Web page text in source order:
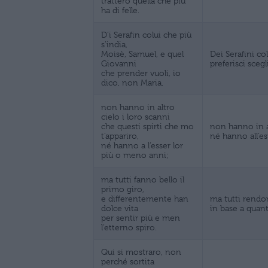
ha di felle.
D’i Serafin colui che più
s’india,
Moisè, Samuel, e quel
Giovanni
che prender vuoli, io
dico, non Maria,
Dei Serafini
preferisci
non hanno in altro
cielo i loro scanni
che questi spirti che mo
t’appariro,
né hanno a l’esser lor
più o meno anni;
non hanno in
né hanno
ma tutti fanno bello il
primo giro,
e differentemente han
dolce vita
per sentir più e men
l’etterno spiro.
ma tutti
in base a
Qui si mostraro, non
perché sortita